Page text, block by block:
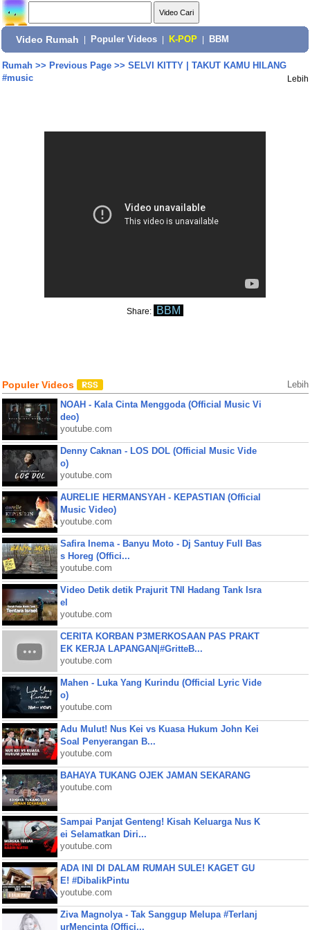
Video Rumah Populer Videos K-POP BBM
Rumah>> Previous Page>> SELVI KITTY | TAKUT KAMU HILANG
#music
Lebih
Share: BBM
Populer Videos Lebih
NOAH - Kala Cinta Menggoda (Official Music Vi
deo)
youtube.com
Denny Caknan - LOS DOL (Official Music Vide
o)
youtube.com
AURELIE HERMANSYAH - KEPASTIAN (Official
Music Video)
youtube.com
Safira Inema - Banyu Moto - Dj Santuy Full Bas
s Horeg (Offici...
youtube.com
Video Detik detik Prajurit TNI Hadang Tank Isra
el
youtube.com
CERITA KORBAN P3MERKOSAAN PAS PRAKT
EK KERJA LAPANGAN|#GritteB...
youtube.com
Mahen - Luka Yang Kurindu (Official Lyric Vide
o)
youtube.com
Adu Mulut! Nus Kei vs Kuasa Hukum John Kei
Soal Penyerangan B...
youtube.com
BAHAYA TUKANG OJEK JAMAN SEKARANG
youtube.com
Sampai Panjat Genteng! Kisah Keluarga Nus K
ei Selamatkan Diri...
youtube.com
ADA INI DI DALAM RUMAH SULE! KAGET GU
E! #DibalikPintu
youtube.com
Ziva Magnolya - Tak Sanggup Melupa #Terlanj
urMencinta (Offici...